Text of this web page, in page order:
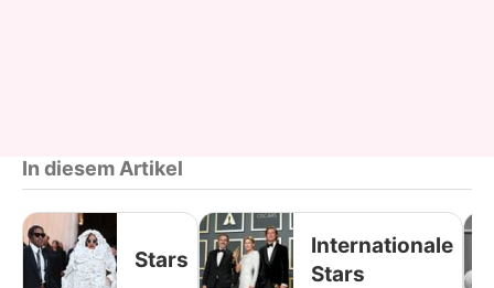
In diesem Artikel
Stars
Internationale
Stars